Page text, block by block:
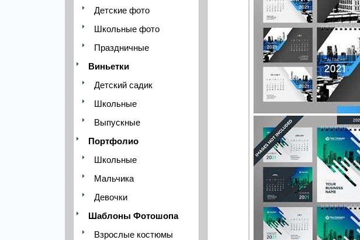
Детские фото
Школьные фото
Праздничные
Виньетки
Детский садик
Школьные
Выпускные
Портфолио
Школьные
Мальчика
Девочки
Шаблоны Фотошопа
Взрослые костюмы